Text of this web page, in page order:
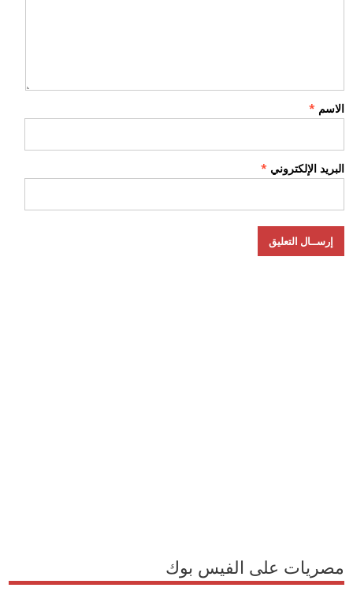
الاسم *
البريد الإلكتروني *
مصريات على الفيس بوك